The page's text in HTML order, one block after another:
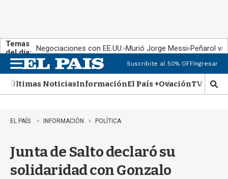
Temas
del día: Negociaciones con EE.UU. Murió Jorge Messi Peñarol
n
u
Suscribite al 50% OFFIngresar
Últimas NoticiasInformaciónEl País +OvaciónTV Show
M
o
EL PAÍS INFORMACIÓN POLÍTICA
Junta de Salto declaró su
solidaridad con Gonzalo